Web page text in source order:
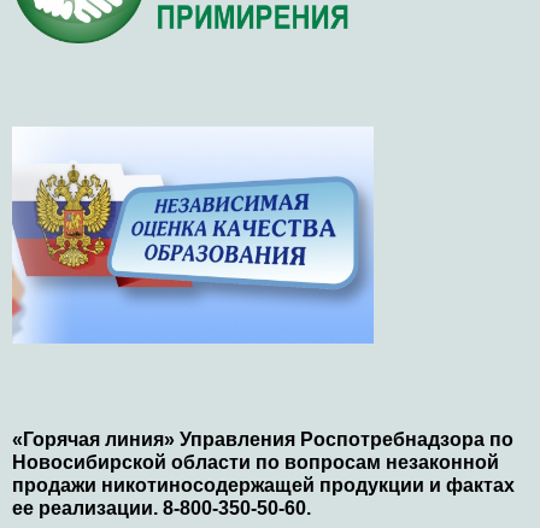
«Горячая линия» Управления Роспотребнадзора по
Новосибирской области по вопросам незаконной
продажи никотиносодержащей продукции и фактах
ее реализации. 8-800-350-50-60.